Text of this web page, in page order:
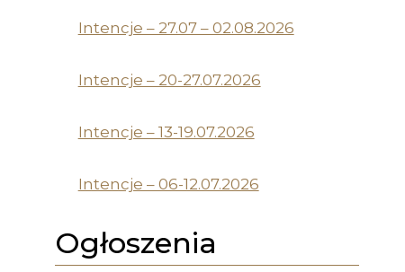
Intencje – 27.07 – 02.08.2026
Intencje – 20-27.07.2026
Intencje – 13-19.07.2026
Intencje – 06-12.07.2026
Ogłoszenia